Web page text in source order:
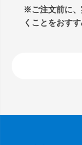
※ご注文前に、
くことをおす